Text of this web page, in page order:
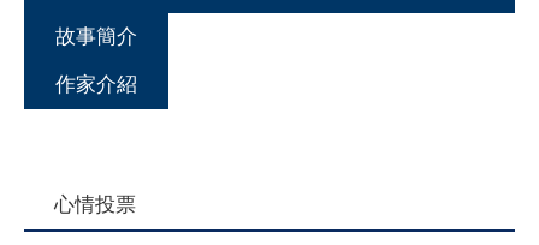
故事簡介
作家介紹
心情投票